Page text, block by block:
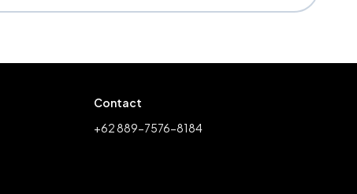
Contact
+62 889-7576-8184